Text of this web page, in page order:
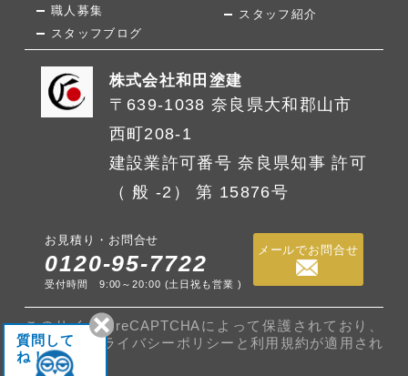
職人募集
スタッフブログ
スタッフ紹介
株式会社和田塗建
〒639-1038 奈良県大和郡山市
西町208-1
建設業許可番号 奈良県知事 許可
（ 般 -2） 第 15876号
お見積り・お問合せ
0120-95-7722
受付時間 9:00～20:00 (土日祝も営業 )
メールでお問合せ
このサイトはreCAPTCHAによって保護されており、
Googleの
プライバシーポリシー と 利用規約が適用され
ます。
質問して
ね！